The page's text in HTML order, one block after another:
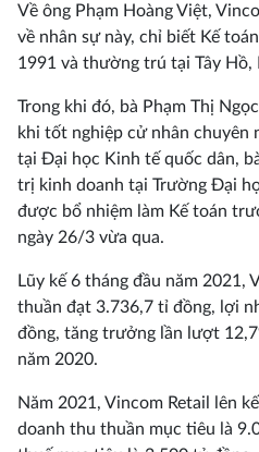
Về ông Phạm Hoàng Việt,
về nhân sự này, chỉ biết Kế
1991 và thường trú tại Tây Hồ,
Trong khi đó, bà Phạm Thị
khi tốt nghiệp cử nhân chuyên
tại Đại học Kinh tế quốc dân,
trị kinh doanh tại Trường Đại
được bổ nhiệm làm Kế toán
ngày 26/3 vừa qua.
Lũy kế 6 tháng đầu năm 2021,
thuần đạt 3.736,7 tỉ đồng, lợi
đồng, tăng trưởng lần lượt
năm 2020.
Năm 2021, Vincom Retail lên
doanh thu thuần mục tiêu là